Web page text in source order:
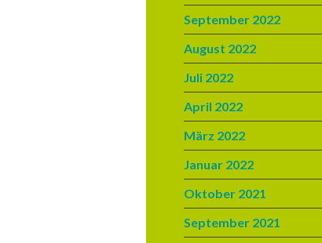
September 2022
August 2022
Juli 2022
April 2022
März 2022
Januar 2022
Oktober 2021
September 2021